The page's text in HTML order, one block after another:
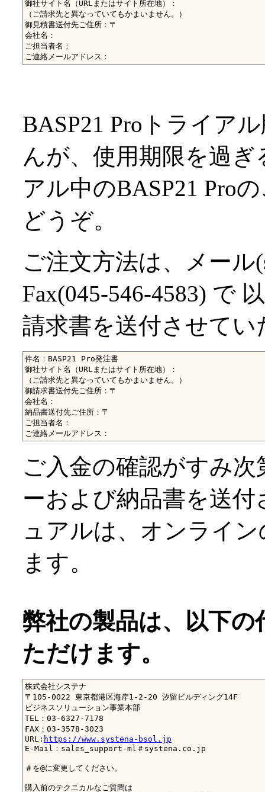
御社サイト名（URLまたはサイト所在地）：
（ご請求先と異なっていてもかまいません。）
御見積書送付先ご住所：〒
会社名：
ご担当者名：
BASP21 Proトライア
んが、使用期限を過
アル中のBASP21 Pro
どうぞ。
ご注文方法は、メール
Fax(045-546-4583) で
請求書を送付させてい
件名：BASP21 Pro発注書
御社サイト名（URLまたはサイト所在地）：
（ご請求先と異なっていてもかまいません。）
御請求書送付先ご住所：〒
会社名：
納品書送付先ご住所：〒
ご担当者名：
ご入金の確認がすみ次
ーおよび納品書を送
ュアルは、オンライ
ます。
弊社の製品は、以下
ただけます。
株式会社システナ
〒105-0022 東京都港区海岸1-2-20 汐留ビルディング14F
ビジネスソリューション事業本部
TEL：03-6327-7178
FAX：03-3578-3023
URL: https://www.systena-bsol.jp
E-Mail：sales_support-ml＃systena.co.jp
＃を@に変更してください。
購入前のテクニカルなご質問は